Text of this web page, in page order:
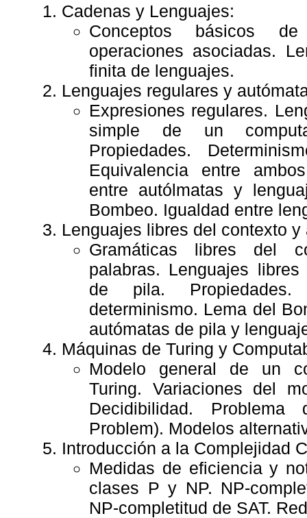
Cadenas y Lenguajes:
Conceptos básicos
operaciones asociadas.
finita de lenguajes.
Lenguajes regulares y
Expresiones regulares.
simple de un
Propiedades.
Equivalencia entre
entre autólmatas y
Bombeo. Igualdad entre
Lenguajes libres del contexto
Gramáticas libres del
palabras. Lenguajes
de pila.
determinismo. Lema del
autómatas de pila y
Máquinas de Turing y
Modelo general de un
Turing. Variaciones del
Decidibilidad.
Problem). Modelos
Introducción a la Complejidad
Medidas de eficiencia y
clases P y NP. NP-
NP-completitud de SAT.